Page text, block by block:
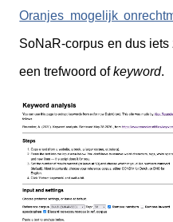
Oranjes mogelijk
SoNaR-corpus en dus
een trefwoord ofkeyword.